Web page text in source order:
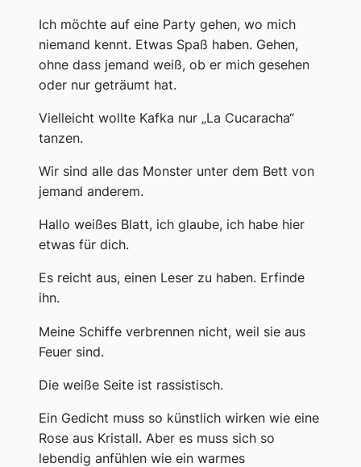
Ich möchte auf eine Party gehen, wo mich
niemand kennt. Etwas Spaß haben. Gehen,
ohne dass jemand weiß, ob er mich gesehen
oder nur geträumt hat.
Vielleicht wollte Kafka nur „La Cucaracha“
tanzen.
Wir sind alle das Monster unter dem Bett von
jemand anderem.
Hallo weißes Blatt, ich glaube, ich habe hier
etwas für dich.
Es reicht aus, einen Leser zu haben. Erfinde
ihn.
Meine Schiffe verbrennen nicht, weil sie aus
Feuer sind.
Die weiße Seite ist rassistisch.
Ein Gedicht muss so künstlich wirken wie eine
Rose aus Kristall. Aber es muss sich so
lebendig anfühlen wie ein warmes